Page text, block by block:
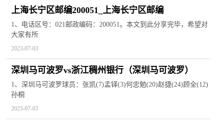
上海长宁区邮编200051_上海长宁区邮编
1、电话区号：021邮政编码：200051。本文到此分享完毕，希望对
大家有所
2023-07-03
深圳马可波罗vs浙江稠州银行（深圳马可波罗）
1、深圳马可波罗球员：张凯(7)孟铎(3)何忠勉(20)赵捷(24)顾全(12)
孙桐
2023-07-03